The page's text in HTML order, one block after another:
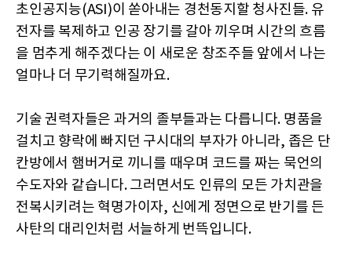
초인공지능(ASI)이 쏟아내는 경천동지할 청사진들. 유
전자를 복제하고 인공 장기를 갈아 끼우며 시간의 흐름
을 멈추게 해주겠다는 이 새로운 창조주들 앞에서 나는
얼마나 더 무기력해질까요.
기술 권력자들은 과거의 졸부들과는 다릅니다. 명품을
걸치고 향락에 빠지던 구시대의 부자가 아니라, 좁은 단
칸방에서 햄버거로 끼니를 때우며 코드를 짜는 묵언의
수도자와 같습니다. 그러면서도 인류의 모든 가치관을
전복시키려는 혁명가이자, 신에게 정면으로 반기를 든
사탄의 대리인처럼 서늘하게 번뜩입니다.